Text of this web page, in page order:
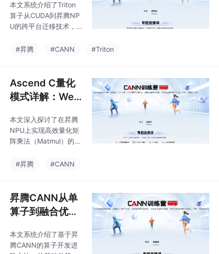
ormer的完整示例演示
具体实现。针对性能优
化，文章重点介绍了算
等核心技术，并给出故
NPU 的高效迁移
本文系统介绍了Triton
算子从CUDA到昇腾NP
U的跨平台迁移技术，
配、内存模型转换和性
析、接口映射转换和计
算资源重平衡等关键技
术，实现了迁移成本降
在15%以内的优化目
标。文章详细阐述了网
格配置迁移算法、内存
法，并提供了生产级迁
构计算经验，总结了典
型迁移问题
#昇腾 #CANN #Triton
Ascend C量化
模式详解：Wei
ctivation动态量
化在Matmul中
本文深入探讨了在昇腾
NPU上实现高效量化矩
阵乘法（Matmul）的关
章首先解析了量化的本
据类型转换，并详细介
绍了昇腾NPU的量化硬
件优势。随后，文章分
和激活值动态量化的实
现策略，包括逐通道量
#昇腾 #CANN
昇腾CANN从单
算子到融合优化
本文系统介绍了基于昇
腾CANN的算子开发进